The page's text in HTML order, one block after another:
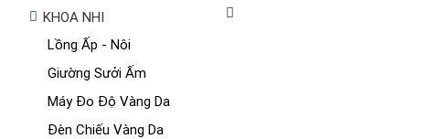
KHOA NHI
Lồng Ấp - Nôi
Giường Sưởi Ấm
Máy Đo Độ Vàng Da
Đèn Chiếu Vàng Da